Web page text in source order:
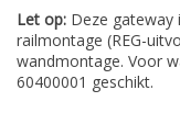
Let op: Deze gateway
railmontage (REG-
wandmontage. Voor
60400001 geschikt.